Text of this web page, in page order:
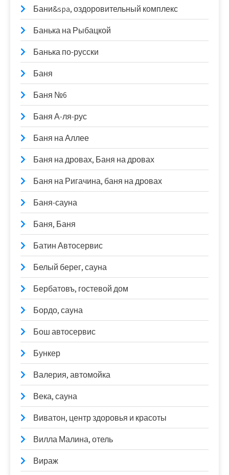
Бани&spa, оздоровительный комплекс
Банька на Рыбацкой
Банька по-русски
Баня
Баня №6
Баня А-ля-рус
Баня на Аллее
Баня на дровах, Баня на дровах
Баня на Ригачина, баня на дровах
Баня-сауна
Баня, Баня
Батин Автосервис
Белый берег, сауна
Бербатовъ, гостевой дом
Бордо, сауна
Бош автосервис
Бункер
Валерия, автомойка
Века, сауна
Виватон, центр здоровья и красоты
Вилла Малина, отель
Вираж